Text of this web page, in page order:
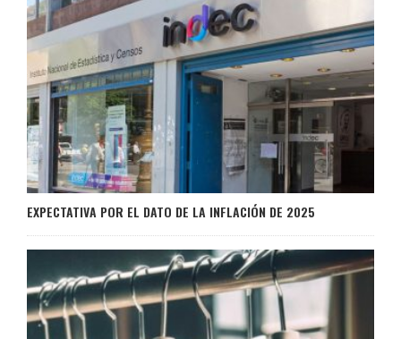
EXPECTATIVA POR EL DATO DE LA INFLACIÓN DE 2025